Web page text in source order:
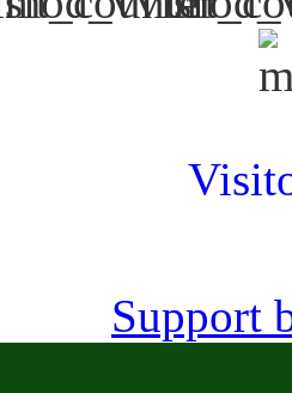
Support